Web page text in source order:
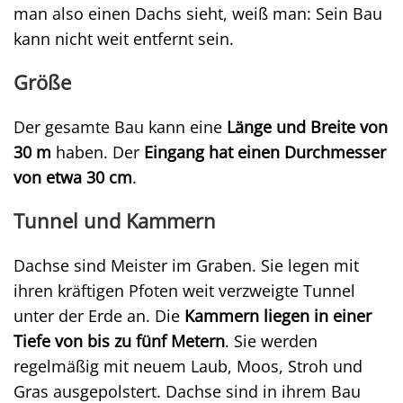
man also einen Dachs sieht, weiß man: Sein Bau
kann nicht weit entfernt sein.
Größe
Der gesamte Bau kann eine Länge und Breite von
30 m haben. Der Eingang hat einen Durchmesser
von etwa 30 cm.
Tunnel und Kammern
Dachse sind Meister im Graben. Sie legen mit
ihren kräftigen Pfoten weit verzweigte Tunnel
unter der Erde an. Die Kammern liegen in einer
Tiefe von bis zu fünf Metern. Sie werden
regelmäßig mit neuem Laub, Moos, Stroh und
Gras ausgepolstert. Dachse sind in ihrem Bau